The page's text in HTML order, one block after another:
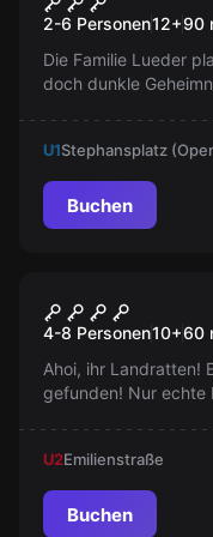
2-6 Personen12+90
Die Familie Lueder
doch dunkle
Spannung und
U1Stephansplatz
Buchen
Anne
4-8 Personen10+60
Ahoi, ihr Landratten!
gefunden! Nur echte
U2Emilienstraße
Buchen